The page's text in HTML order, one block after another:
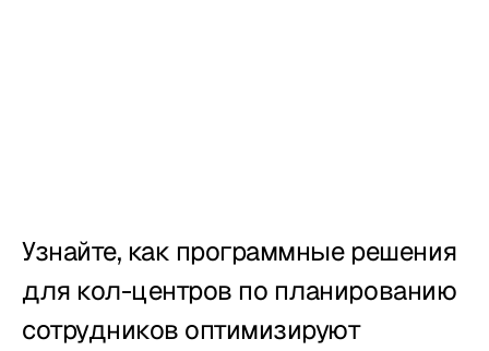
Создан для
приложение
Узнайте, как программные решения
для кол-центров по планированию
сотрудников оптимизируют